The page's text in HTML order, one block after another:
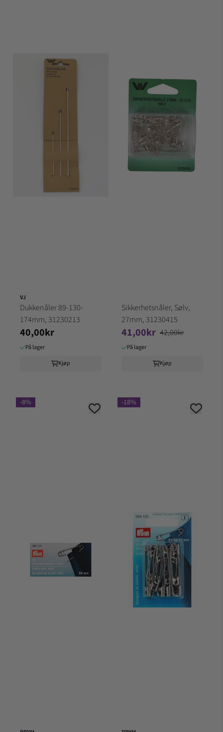
VJ
Dukkenåler 89-130-
174mm, 31230213
40,00kr
På lager
Kjøp
Sikkerhetsnåler, Sølv,
27mm, 31230415
41,00kr 42,00kr
På lager
Kjøp
-8% -18%